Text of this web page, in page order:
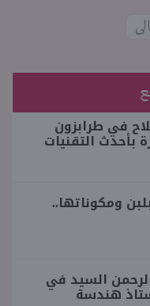
في طرابزون
التقنيات
ومكوناتها..
السيد في
هندسة